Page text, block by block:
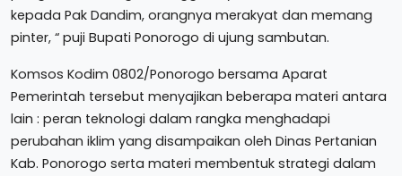
kepada Pak Dandim, orangnya merakyat dan memang
pinter, “ puji Bupati Ponorogo di ujung sambutan.
Komsos Kodim 0802/Ponorogo bersama Aparat
Pemerintah tersebut menyajikan beberapa materi antara
lain : peran teknologi dalam rangka menghadapi
perubahan iklim yang disampaikan oleh Dinas Pertanian
Kab. Ponorogo serta materi membentuk strategi dalam